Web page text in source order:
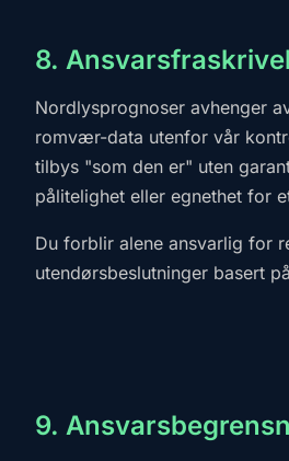
8.
Nordlysprognoser avhenger
romvær-data utenfor vår
tilbys "som den er" uten
pålitelighet eller egnethet for
Du forblir alene ansvarlig for
utendørsbeslutninger basert
9.